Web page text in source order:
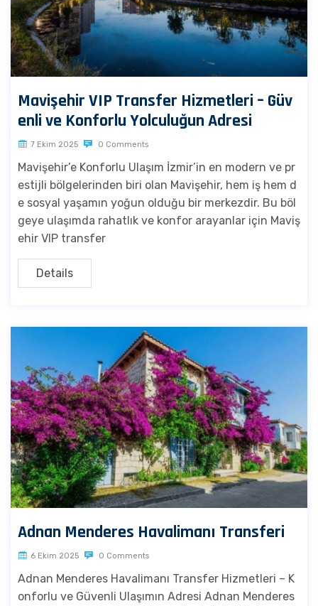
Mavişehir VIP Transfer Hizmetleri – Güv
enli ve Konforlu Yolculuğun Adresi
7 Ekim 2025 0 Comments
Mavişehir’e Konforlu Ulaşım İzmir’in en modern ve pr
estijli bölgelerinden biri olan Mavişehir, hem iş hem d
e sosyal yaşamın yoğun olduğu bir merkezdir. Bu böl
geye ulaşımda rahatlık ve konfor arayanlar için Maviş
ehir VIP transfer
Details
Adnan Menderes Havalimanı Transferi
6 Ekim 2025 0 Comments
Adnan Menderes Havalimanı Transfer Hizmetleri – K
onforlu ve Güvenli Ulaşımın Adresi Adnan Menderes